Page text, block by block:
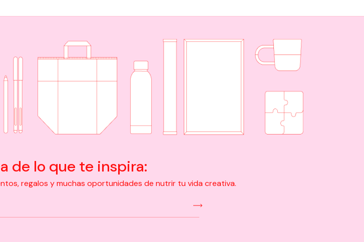
de lo que te inspira:
regalos y muchas oportunidades de nutrir tu vida creativa.